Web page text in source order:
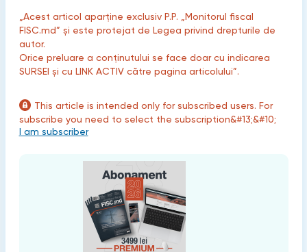
„Acest articol aparține exclusiv P.P. „Monitorul fiscal
FISC.md” și este protejat de Legea privind drepturile de
autor.
Orice preluare a conținutului se face doar cu indicarea
SURSEI și cu LINK ACTIV către pagina articolului”.
This article is intended only for subscribed users. For
subscribe you need to select the subscription&#13;&#10;
I am subscriber